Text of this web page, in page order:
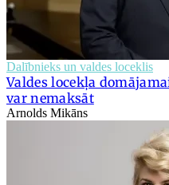
Dalībnieks un valdes loceklis
Valdes locekļa
var nemaksāt
Arnolds Mikāns